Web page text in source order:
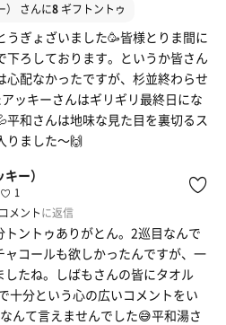
さんに8ギフトントゥ
うぎょざいました🥳皆様とりま間に
下ろしております。というか皆さん
心配なかったですが、杉並終わらせ
ッキーさんはギリギリ最終日にな
平和さんは地味な見た目を裏切るス
りました〜🙌
ー）
1
コメントに返信
トントゥありがとん。2巡目なんで
ャコールも欲しかったんですが、一
したね。しばもさんの皆にタオル
十分という心の広いコメントをい
んて言えませんでした😅平和湯さ